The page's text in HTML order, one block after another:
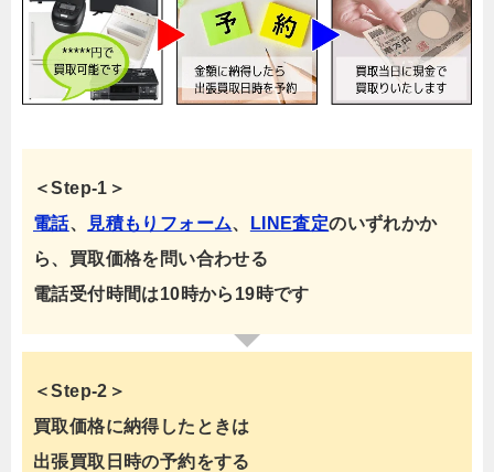
＜Step-1＞
電話、 見積もりフォーム、 LINE査定のいずれかか
ら、買取価格を問い合わせる
電話受付時間は10時から19時です
＜Step-2＞
買取価格に納得したときは
出張買取日時の予約をする